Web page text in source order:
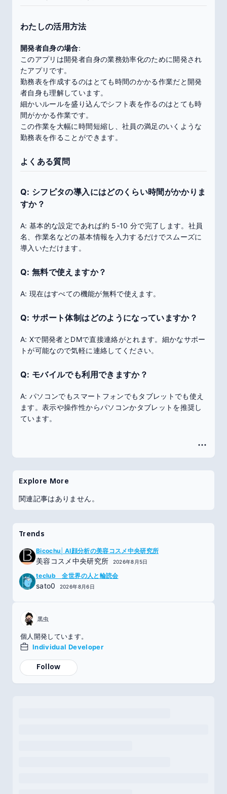
わたしの活用方法
開発者自身の場合:
このアプリは開発者自身の業務効率化のために開発され
たアプリです。
勤務表を作成するのはとても時間のかかる作業だと開発
者自身も理解しています。
細かいルールを盛り込んでシフト表を作るのはとても時
間がかかる作業です。
この作業を大幅に時間短縮し、社員の満足のいくような
勤務表を作ることができます。
よくある質問
Q: シフピタの導入にはどのくらい時間がかかりま
すか？
A: 基本的な設定であれば約 5-10 分で完了します。社員
名、作業名などの基本情報を入力するだけでスムーズに
導入いただけます。
Q: 無料で使えますか？
A: 現在はすべての機能が無料で使えます。
Q: サポート体制はどのようになっていますか？
A: Xで開発者とDMで直接連絡がとれます。細かなサポー
トが可能なので気軽に連絡してください。
Q: モバイルでも利用できますか？
A: パソコンでもスマートフォンでもタブレットでも使え
ます。表示や操作性からパソコンかタブレットを推奨し
ています。
Explore More
関連記事はありません。
Trends
Bicochu│AI顔分析の美容コスメ中央研究所
美容コスメ中央研究所 2026年8月5日
teclub 全世界の人と輪読会
sato0 2026年8月6日
黒虫
個人開発しています。
Individual Developer
Follow